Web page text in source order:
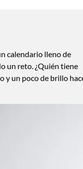
calendario lleno de
un reto. ¿Quién tiene
y un poco de brillo